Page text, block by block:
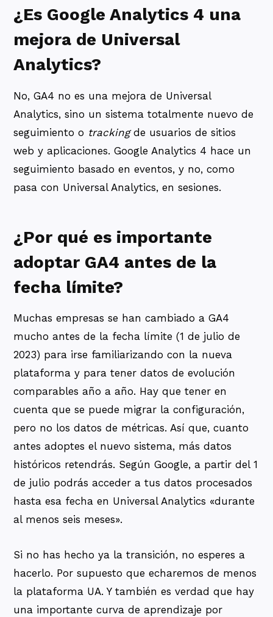
¿Es Google Analytics 4 una
mejora de Universal
Analytics?
No, GA4 no es una mejora de Universal
Analytics, sino un sistema totalmente nuevo de
seguimiento o trackingde usuarios de sitios
web y aplicaciones. Google Analytics 4 hace un
seguimiento basado en eventos, y no, como
pasa con Universal Analytics, en sesiones.
¿Por qué es importante
adoptar GA4 antes de la
fecha límite?
Muchas empresas se han cambiado a GA4
mucho antes de la fecha límite (1 de julio de
2023) para irse familiarizando con la nueva
plataforma y para tener datos de evolución
comparables año a año. Hay que tener en
cuenta que se puede migrar la configuración,
pero no los datos de métricas. Así que, cuanto
antes adoptes el nuevo sistema, más datos
históricos retendrás. Según Google, a partir del 1
de julio podrás acceder a tus datos procesados
hasta esa fecha en Universal Analytics «durante
al menos seis meses».
Si no has hecho ya la transición, no esperes a
hacerlo. Por supuesto que echaremos de menos
la plataforma UA. Y también es verdad que hay
una importante curva de aprendizaje por